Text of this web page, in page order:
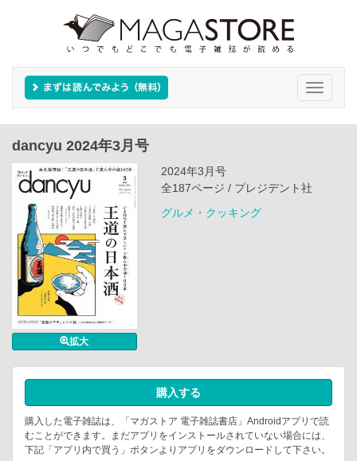
Toggle
dancyu 2024年3月号
拡大
2024年3月号
全187ページ / プレジデント社
グルメ・クッキング
購入する
購入した電子雑誌は、「マガストア 電子雑誌書店」Androidアプリで読
むことができます。まだアプリをインストールされていない場合には、
下記「アプリ内で買う」ボタンよりアプリをダウンロードして下さい。